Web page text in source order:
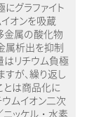
グラファイト
オンを吸蔵
金属の酸化物
属析出を抑制
はリチウム負極
が、繰り返し
とは商品化に
ウムイオン二次
ニッケル・水素